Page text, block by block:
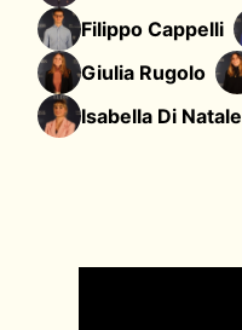
Filippo Cappelli
Giulia Rugolo
Isabella Di Natale